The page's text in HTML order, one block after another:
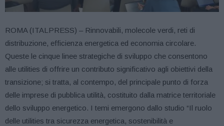
ROMA (ITALPRESS) – Rinnovabili, molecole verdi, reti di
distribuzione, efficienza energetica ed economia circolare.
Queste le cinque linee strategiche di sviluppo che consentono
alle utilities di offrire un contributo significativo agli obiettivi della
transizione; si tratta, al contempo, del principale punto di forza
delle imprese di pubblica utilità, costituito dalla matrice territoriale
dello sviluppo energetico. I temi emergono dallo studio “Il ruolo
delle utilities tra sicurezza energetica, sostenibilità e